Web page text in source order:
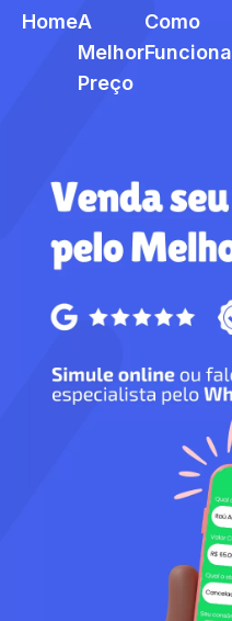
HomeA
Melhor
Preço
Como
Funciona